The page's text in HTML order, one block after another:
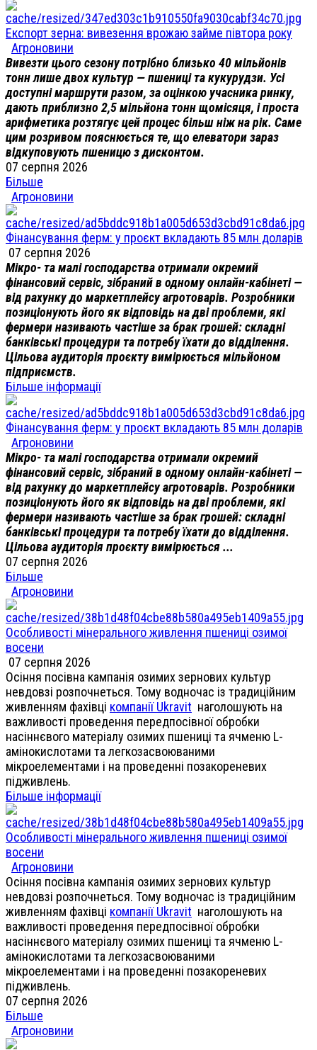
Експорт зерна: вивезення врожаю займе півтора року
Агроновини
Вивезти цього сезону потрібно близько 40 мільйонів
тонн лише двох культур — пшениці та кукурудзи. Усі
доступні маршрути разом, за оцінкою учасника ринку,
дають приблизно 2,5 мільйона тонн щомісяця, і проста
арифметика розтягує цей процес більш ніж на рік. Саме
цим розривом пояснюється те, що елеватори зараз
відкуповують пшеницю з дисконтом.
07 серпня 2026
Більше
Агроновини
Фінансування ферм: у проєкт вкладають 85 млн доларів
07 серпня 2026
Мікро- та малі господарства отримали окремий
фінансовий сервіс, зібраний в одному онлайн-кабінеті —
від рахунку до маркетплейсу агротоварів. Розробники
позиціонують його як відповідь на дві проблеми, які
фермери називають частіше за брак грошей: складні
банківські процедури та потребу їхати до відділення.
Цільова аудиторія проєкту вимірюється мільйоном
підприємств.
Більше інформації
Фінансування ферм: у проєкт вкладають 85 млн доларів
Агроновини
Мікро- та малі господарства отримали окремий
фінансовий сервіс, зібраний в одному онлайн-кабінеті —
від рахунку до маркетплейсу агротоварів. Розробники
позиціонують його як відповідь на дві проблеми, які
фермери називають частіше за брак грошей: складні
банківські процедури та потребу їхати до відділення.
Цільова аудиторія проєкту вимірюється ...
07 серпня 2026
Більше
Агроновини
Особливості мінерального живлення пшениці озимої
восени
07 серпня 2026
Осіння посівна кампанія озимих зернових культур
невдовзі розпочнеться. Тому водночас із традиційним
живленням фахівці компанії Ukravit наголошують на
важливості проведення передпосівної обробки
насіннєвого матеріалу озимих пшениці та ячменю L-
амінокислотами та легкозасвоюваними
мікроелементами і на проведенні позакореневих
підживлень.
Більше інформації
Особливості мінерального живлення пшениці озимої
восени
Агроновини
Осіння посівна кампанія озимих зернових культур
невдовзі розпочнеться. Тому водночас із традиційним
живленням фахівці компанії Ukravit наголошують на
важливості проведення передпосівної обробки
насіннєвого матеріалу озимих пшениці та ячменю L-
амінокислотами та легкозасвоюваними
мікроелементами і на проведенні позакореневих
підживлень.
07 серпня 2026
Більше
Агроновини